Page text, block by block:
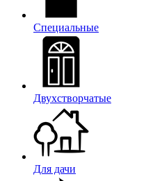
Специальные
Двухстворчатые
Для дачи